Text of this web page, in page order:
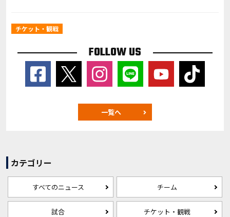
チケット・観戦
FOLLOW US
一覧へ
カテゴリー
すべてのニュース チーム
試合 チケット・観戦